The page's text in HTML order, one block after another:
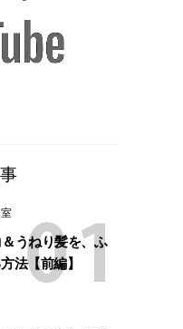
うねり髪を、ふ
法【前編】